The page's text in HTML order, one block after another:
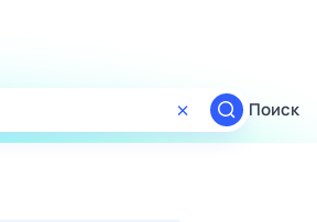
Поиск